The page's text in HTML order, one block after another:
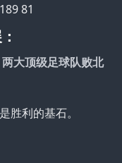
81
大顶级足球队败北
利的基石。